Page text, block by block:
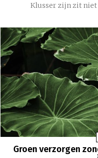
Klusser zijn zit niet
Groen verzorgen